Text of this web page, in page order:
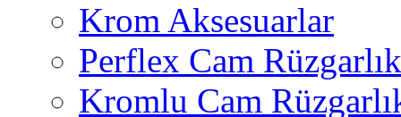
Krom Aksesuarlar
Perflex Cam
Kromlu Cam